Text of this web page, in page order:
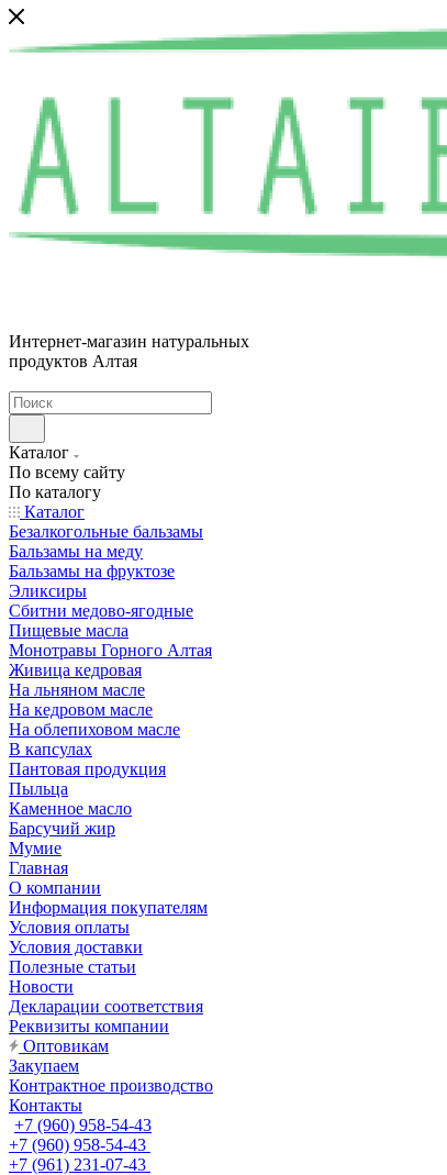
Интернет-магазин натуральных
продуктов Алтая
Каталог
По всему сайту
По каталогу
Каталог
Безалкогольные бальзамы
Бальзамы на меду
Бальзамы на фруктозе
Эликсиры
Сбитни медово-ягодные
Пищевые масла
Монотравы Горного Алтая
Живица кедровая
На льняном масле
На кедровом масле
На облепиховом масле
В капсулах
Пантовая продукция
Пыльца
Каменное масло
Барсучий жир
Мумие
Главная
О компании
Информация покупателям
Условия оплаты
Условия доставки
Полезные статьи
Новости
Декларации соответствия
Реквизиты компании
Оптовикам
Закупаем
Контрактное производство
Контакты
+7 (960) 958-54-43
+7 (960) 958-54-43
+7 (961) 231-07-43